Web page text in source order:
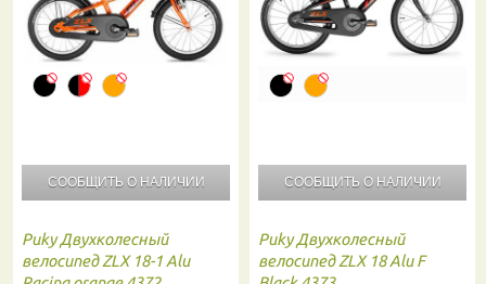
СООБЩИТЬ О НАЛИЧИИ
Puky Двухколесный
велосипед ZLX 18-1 Alu
СООБЩИТЬ О НАЛИЧИИ
Puky Двухколесный
велосипед ZLX 18 Alu F